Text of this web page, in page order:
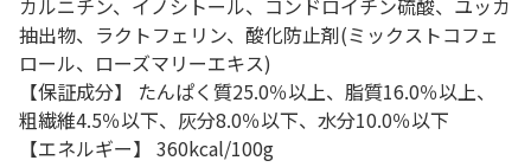
カルニチン、イノシトール、コンドロイチン硫酸、ユッカ
抽出物、ラクトフェリン、酸化防止剤(ミックストコフェ
ロール、ローズマリーエキス)
【保証成分】 たんぱく質25.0％以上、脂質16.0％以上、
粗繊維4.5％以下、灰分8.0％以下、水分10.0％以下
【エネルギー】 360kcal/100g